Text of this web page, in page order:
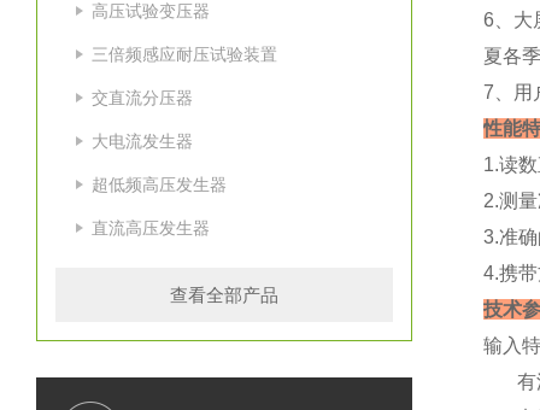
高压试验变压器
三倍频感应耐压试验装置
交直流分压器
大电流发生器
超低频高压发生器
直流高压发生器
查看全部产品
6、大
夏各
7、用
性能
1.读
2.测
3.准
4.携
技术
输入
有